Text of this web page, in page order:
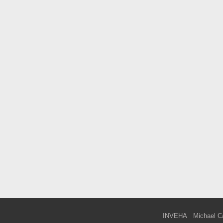
INVEHA
Michael